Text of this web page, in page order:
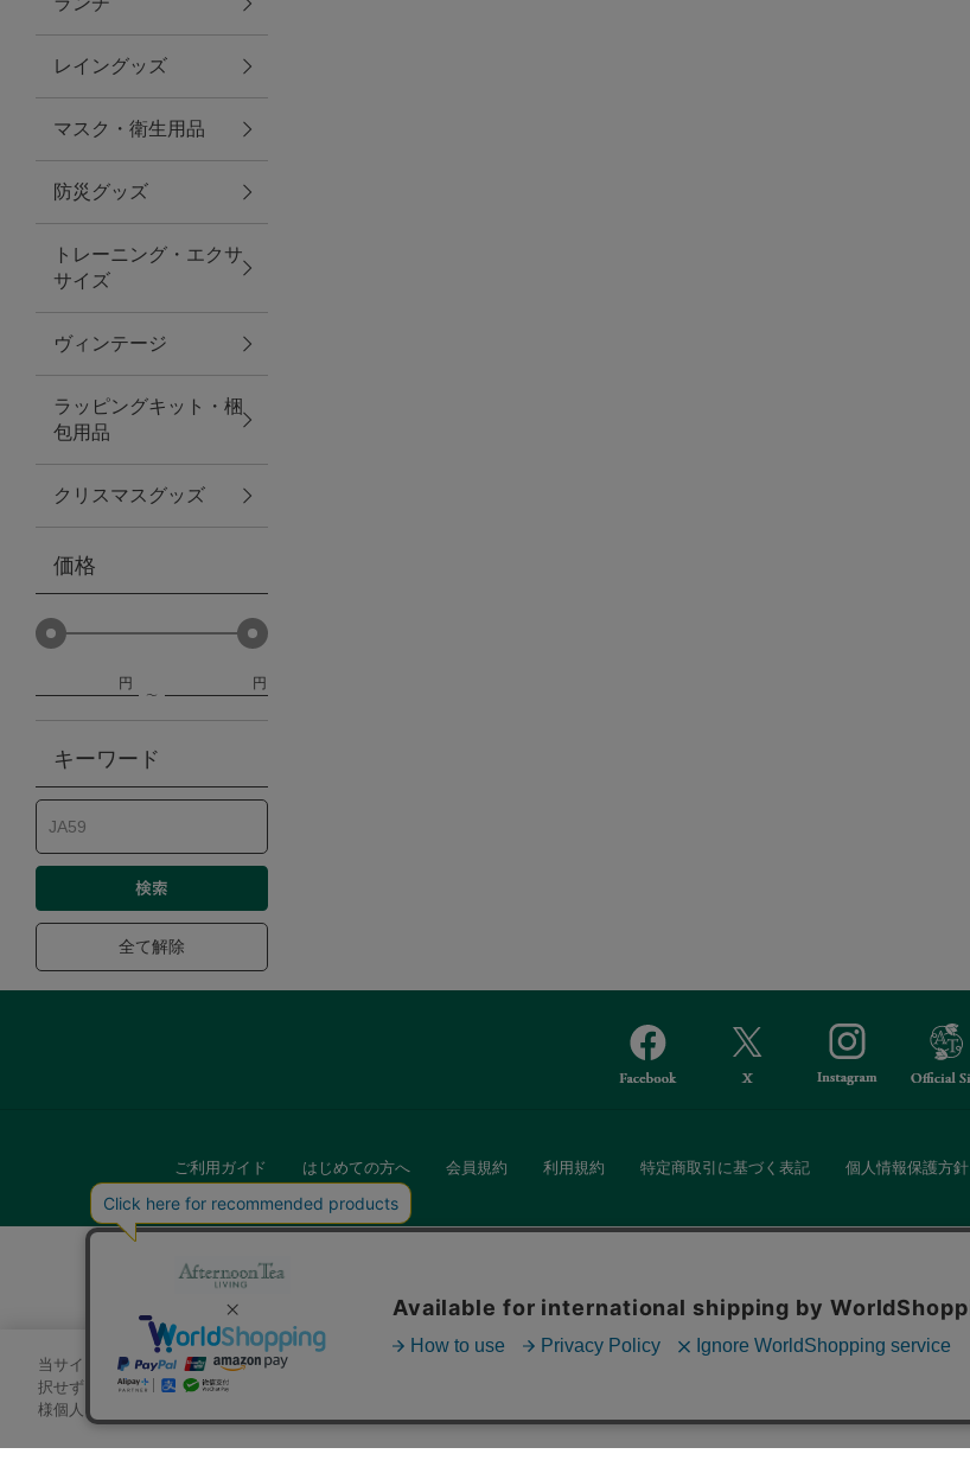
ファッション雑貨
ファッショングッズ
スマホケース・アクセサリー
ポーチ
ステーショナリー
その他
紅茶・フード
防災グッズ・非常食
トレーニング
ヴィンテージ
レイングッズ
マスク・衛生用品
防災グッズ
トレーニング・エクサ
サイズ
ヴィンテージ
ラッピングキット・梱
包用品
クリスマスグッズ
価格
円 円
キーワード
全て解除
ご利用ガイド はじめての方へ 会員規約 利用規約 特定商取引に基づく表記 個人情報保護方針
当サイトでは、サイトの利便性向上のためにクッキーを使用いたします。ボタンから同意の可否を選択してください。選
択せずにページを移動した場合、クッキーの使用に同意したことになります。クッキーを通じて収集する情報には「お客
様個人を特定できる情報」は一切含まれておりません。詳細は